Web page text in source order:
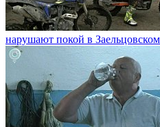
нарушают покой в